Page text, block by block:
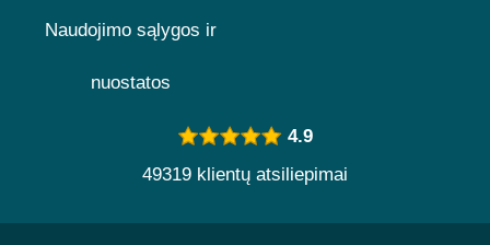
Naudojimo sąlygos ir
nuostatos
4.9
49319 klientų atsiliepimai